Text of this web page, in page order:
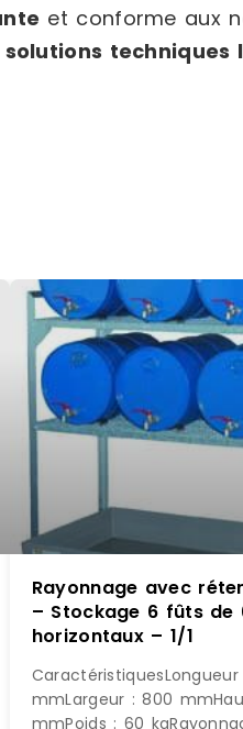
et conforme aux
solutions techniques
Rayonnage avec
– Stockage 6 fûts de
horizontaux – 1/1
CaractéristiquesLongueur
mmLargeur : 800
mmPoids : 60